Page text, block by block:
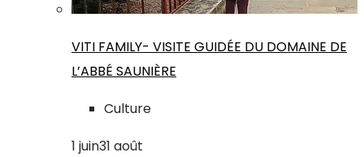
VITI FAMILY- VISITE GUIDÉE DU DOMAINE DE
L’ABBÉ SAUNIÈRE
Culture
1 juin31 août